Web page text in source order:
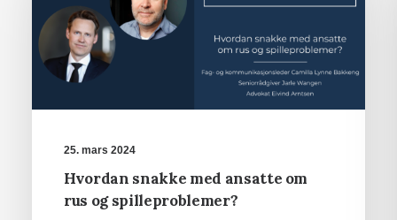
25. mars 2024
Hvordan snakke med ansatte om
rus og spilleproblemer?